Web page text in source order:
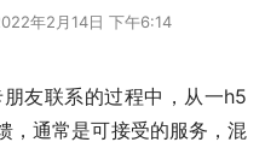
年2月14日 下午6:14
友联系的过程中，从一h5
，通常是可接受的服务，混